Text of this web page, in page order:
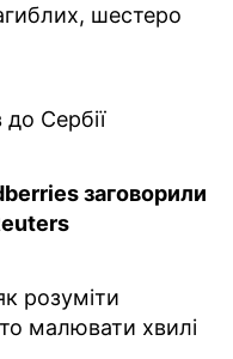
шестеро
Сербії
заговорили
розуміти
малювати хвилі